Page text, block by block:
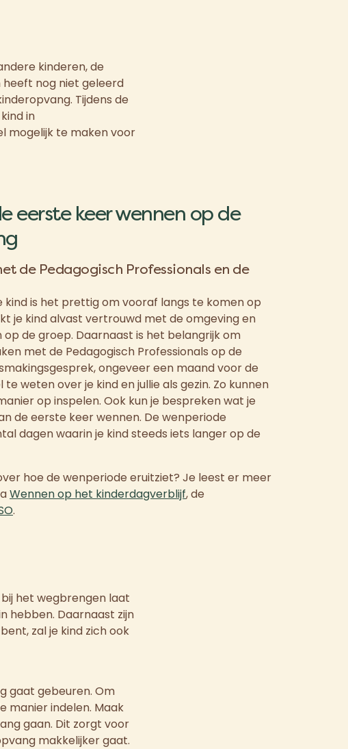
kinderen, de
heeft nog niet geleerd
Tijdens de
in
mogelijk te maken voor
eerste keer wennen op de
de Pedagogisch Professionals en de
kind is het prettig om vooraf langs te komen op
je kind alvast vertrouwd met de omgeving en
de groep. Daarnaast is het belangrijk om
met de Pedagogisch Professionals op de
ongeveer een maand voor de
weten over je kind en jullie als gezin. Zo kunnen
op inspelen. Ook kun je bespreken wat je
de eerste keer wennen. De wenperiode
dagen waarin je kind steeds iets langer op de
hoe de wenperiode eruitziet? Je leest er meer
Wennen op het kinderdagverblijf, de
.
het wegbrengen laat
hebben. Daarnaast zijn
zal je kind zich ook
gaat gebeuren. Om
manier indelen. Maak
gaan. Dit zorgt voor
makkelijker gaat.